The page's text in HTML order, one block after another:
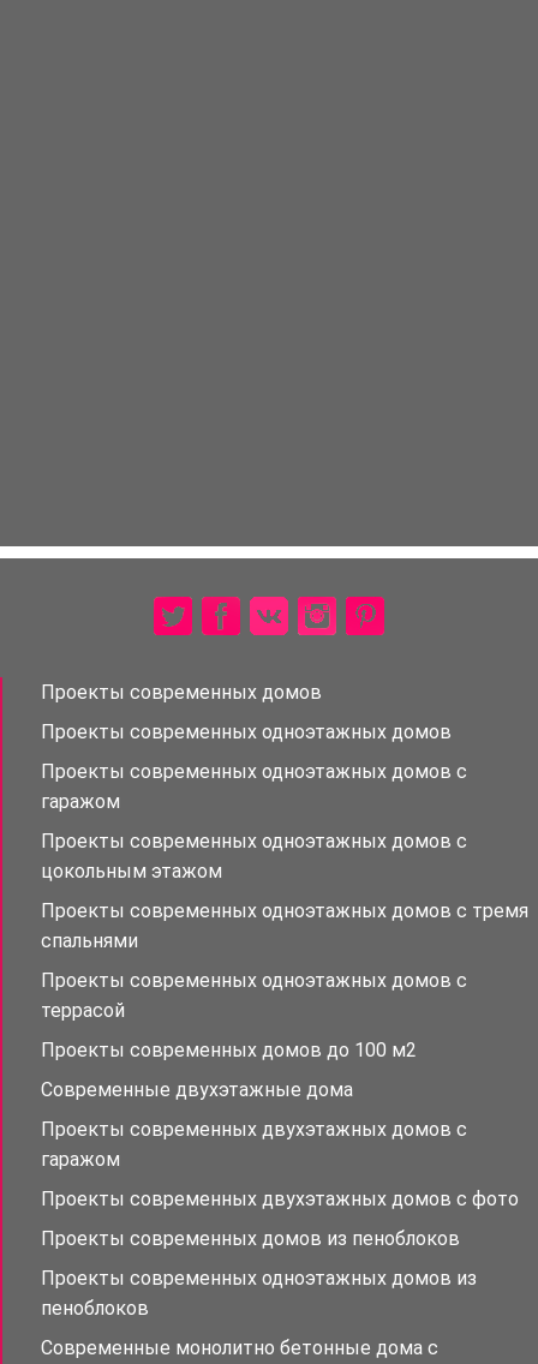
Проекты современных домов
Проекты современных одноэтажных домов
Проекты современных одноэтажных домов с
гаражом
Проекты современных одноэтажных домов с
цокольным этажом
Проекты современных одноэтажных домов с тремя
спальнями
Проекты современных одноэтажных домов с
террасой
Проекты современных домов до 100 м2
Современные двухэтажные дома
Проекты современных двухэтажных домов с
гаражом
Проекты современных двухэтажных домов с фото
Проекты современных домов из пеноблоков
Проекты современных одноэтажных домов из
пеноблоков
Современные монолитно бетонные дома с